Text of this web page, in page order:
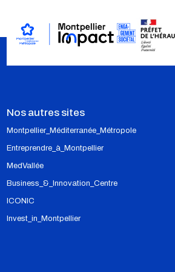
accompagné Nasma
dans la création d’une
éphémère et d’un atelier-
GCC RECRUTE UNE
RELATION SUR SES
Nos autres sites
Montpellier_Méditerranée_Métropole
Entreprendre_à_Montpellier
MedVallée
Business_&_Innovation_Centre
ICONIC
Invest_in_Montpellier